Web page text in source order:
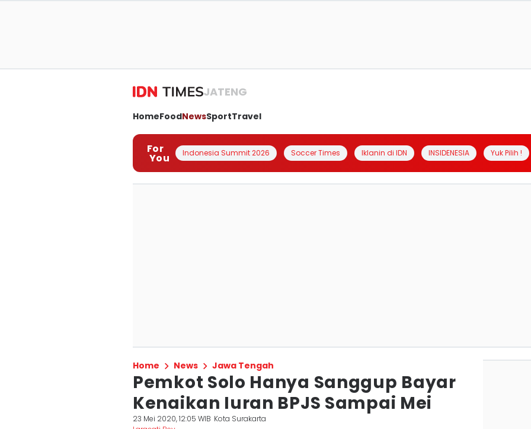
JATENG
HomeFoodNewsSportTravel
For
You Indonesia Summit 2026 Soccer Times Iklanin di IDN INSIDENESIA Yuk Pilih !
Home News Jawa Tengah
Pemkot Solo Hanya Sanggup Bayar
Kenaikan Iuran BPJS Sampai Mei
23 Mei 2020, 12:05 WIB Kota Surakarta